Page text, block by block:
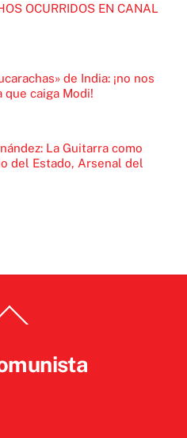
OCURRIDOS EN CANAL
de India: ¡no nos
caiga Modi!
La Guitarra como
del Estado, Arsenal del
To